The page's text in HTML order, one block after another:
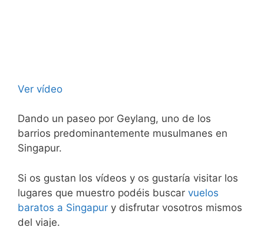
Ver vídeo
Dando un paseo por Geylang, uno de los
barrios predominantemente musulmanes en
Singapur.
Si os gustan los vídeos y os gustaría visitar los
lugares que muestro podéis buscar vuelos
baratos a Singapur y disfrutar vosotros mismos
del viaje.